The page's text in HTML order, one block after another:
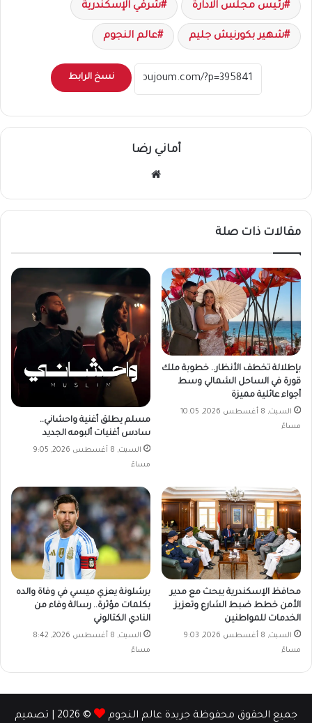
رئيس مجلس الادارة شرقي الإسكندرية
شهير بكورنيش جليم عالم النجوم
نسخ الرابط
أماني رضا
مقالات ذات صلة
بإطلالة تخطف الأنظار.. خطوبة ملك
قورة في الساحل الشمالي وسط
أجواء عائلية مميزة
السبت, 8 أغسطس 2026, 10:05
مساءً
مسلم يطلق أغنية واحشاني..
سادس أغنيات ألبومه الجديد
السبت, 8 أغسطس 2026, 9:05
مساءً
محافظ الإسكندرية يبحث مع مدير
الأمن خطط ضبط الشارع وتعزيز
الخدمات للمواطنين
السبت, 8 أغسطس 2026, 9:03
مساءً
برشلونة يعزي ميسي في وفاة والده
بكلمات مؤثرة.. رسالة وفاء من
النادي الكتالوني
السبت, 8 أغسطس 2026, 8:42
مساءً
جميع الحقوق محفوظة جريدة عالم النجوم © 2026 | تصميم